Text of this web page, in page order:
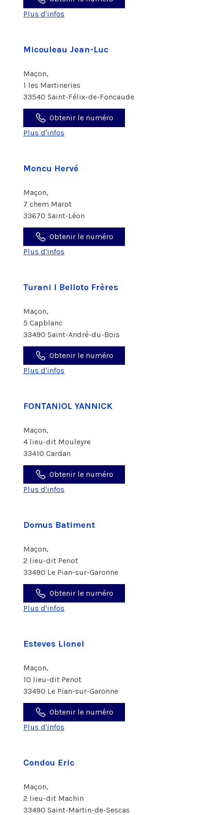
Plus d'infos
Micouleau Jean-Luc
Maçon,
1 les Martineries
33540 Saint-Félix-de-Foncaude
Obtenir le numéro
Plus d'infos
Moncu Hervé
Maçon,
7 chem Marot
33670 Saint-Léon
Obtenir le numéro
Plus d'infos
Turani I Belloto Frères
Maçon,
5 Capblanc
33490 Saint-André-du-Bois
Obtenir le numéro
Plus d'infos
FONTANIOL YANNICK
Maçon,
4 lieu-dit Mouleyre
33410 Cardan
Obtenir le numéro
Plus d'infos
Domus Batiment
Maçon,
2 lieu-dit Penot
33490 Le Pian-sur-Garonne
Obtenir le numéro
Plus d'infos
Esteves Lionel
Maçon,
10 lieu-dit Penot
33490 Le Pian-sur-Garonne
Obtenir le numéro
Plus d'infos
Condou Eric
Maçon,
2 lieu-dit Machin
33490 Saint-Martin-de-Sescas